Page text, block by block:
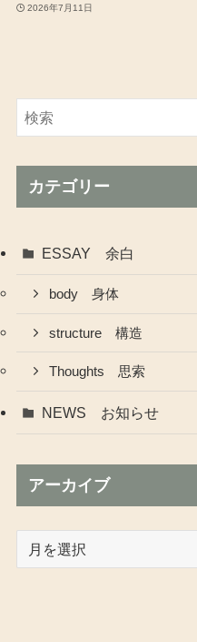
2026年7月11日
カテゴリー
ESSAY 余白
body 身体
structure 構造
Thoughts 思索
NEWS お知らせ
アーカイブ